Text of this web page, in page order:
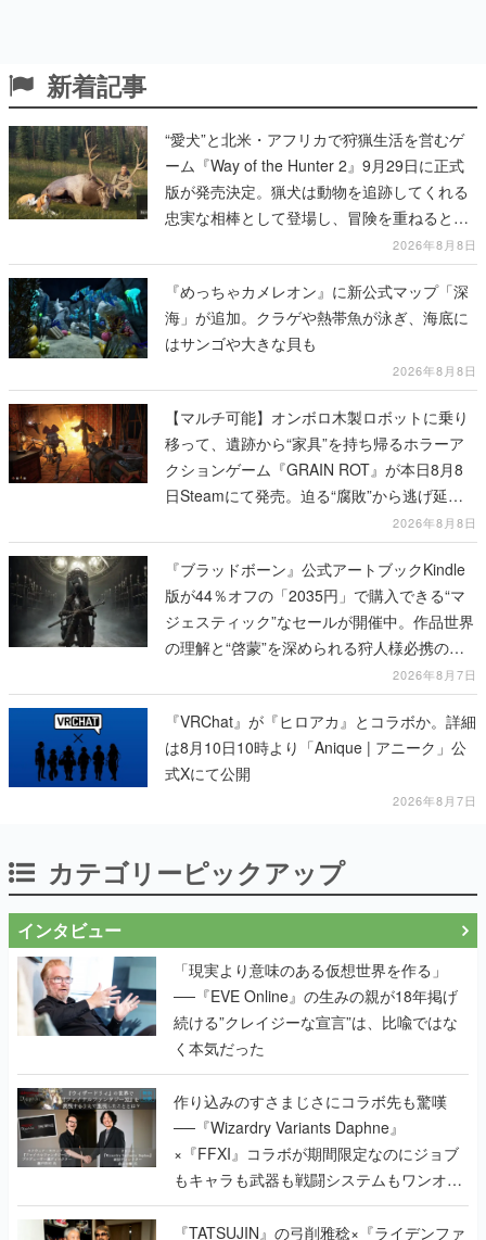
新着記事
“愛犬”と北米・アフリカで狩猟生活を営むゲ
ーム『Way of the Hunter 2』9月29日に正式
版が発売決定。猟犬は動物を追跡してくれる
忠実な相棒として登場し、冒険を重ねると成
2026年8月8日
『めっちゃカメレオン』に新公式マップ「深
海」が追加。クラゲや熱帯魚が泳ぎ、海底に
はサンゴや大きな貝も
2026年8月8日
【マルチ可能】オンボロ木製ロボットに乗り
移って、遺跡から“家具”を持ち帰るホラーア
クションゲーム『GRAIN ROT』が本日8月8
日Steamにて発売。迫る“腐敗”から逃げ延
2026年8月8日
『ブラッドボーン』公式アートブックKindle
版が44％オフの「2035円」で購入できる“マ
ジェスティック”なセールが開催中。作品世界
の理解と“啓蒙”を深められる狩人様必携の一
2026年8月7日
『VRChat』が『ヒロアカ』とコラボか。詳細
は8月10日10時より「Anique | アニーク」公
式Xにて公開
2026年8月7日
カテゴリーピックアップ
インタビュー
「現実より意味のある仮想世界を作る」
──『EVE Online』の生みの親が18年掲げ
続ける”クレイジーな宣言”は、比喩ではな
く本気だった
作り込みのすさまじさにコラボ先も驚嘆
──『Wizardry Variants Daphne』
×『FFXI』コラボが期間限定なのにジョブ
もキャラも武器も戦闘システムもワンオフ
で作り込まれた理由を両ディレクターに聞
く
『TATSUJIN』の弓削雅稔×『ライデンファ